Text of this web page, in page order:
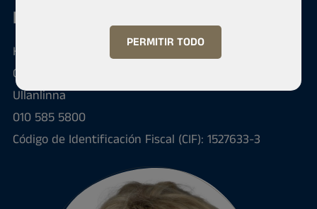
Habita Ullanlinna
Korkeavuorenkatu 3
00140 Helsinki Etelä-Helsingin Habita Oy, Habita
Ullanlinna
010 585 5800
Código de Identificación Fiscal (CIF): 1527633-3
PERMITIR TODO